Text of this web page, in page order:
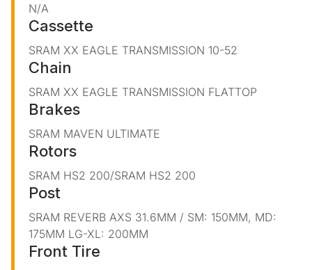
N/A
Cassette
SRAM XX EAGLE TRANSMISSION 10-52
Chain
SRAM XX EAGLE TRANSMISSION FLATTOP
Brakes
SRAM MAVEN ULTIMATE
Rotors
SRAM HS2 200/SRAM HS2 200
Post
SRAM REVERB AXS 31.6MM / SM: 150MM, MD:
175MM LG-XL: 200MM
Front Tire